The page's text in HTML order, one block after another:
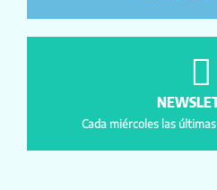
Cada miércoles las